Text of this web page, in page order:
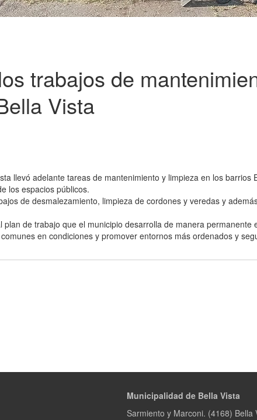
trabajos de
Vista
llevó adelante tareas de mantenimiento y limpieza en los barrios
los espacios públicos.
de desmalezamiento, limpieza de cordones y veredas y
plan de trabajo que el municipio desarrolla de manera permanente
en condiciones y promover entornos más ordenados y
Municipalidad de Bella Vista
Sarmiento y Marconi. (4168) Bella